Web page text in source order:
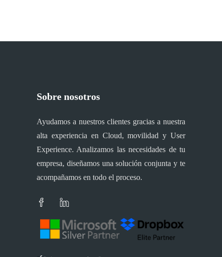
Sobre nosotros
Ayudamos a nuestros clientes gracias a nuestra
alta experiencia en Cloud, movilidad y User
Experience. Analizamos las necesidades de tu
empresa, diseñamos una solución conjunta y te
acompañamos en todo el proceso.